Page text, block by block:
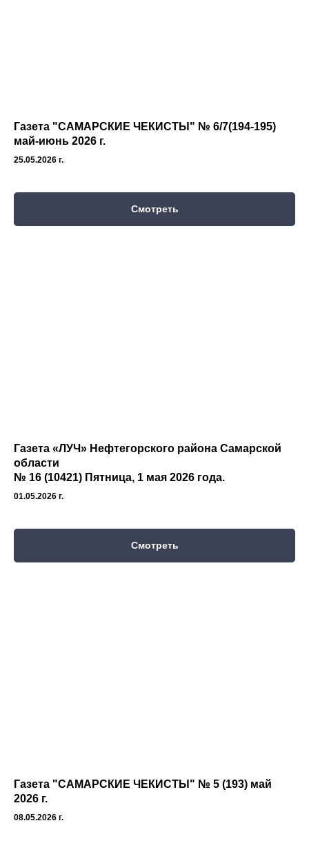
Газета "САМАРСКИЕ ЧЕКИСТЫ" № 6/7(194-195)
май-июнь 2026 г.
25.05.2026 г.
Смотреть
Газета «ЛУЧ» Нефтегорского района Самарской
области
№ 16 (10421) Пятница, 1 мая 2026 года.
01.05.2026 г.
Смотреть
Газета "САМАРСКИЕ ЧЕКИСТЫ" № 5 (193) май
2026 г.
08.05.2026 г.